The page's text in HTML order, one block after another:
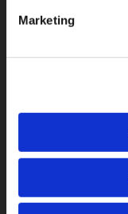
Marketing